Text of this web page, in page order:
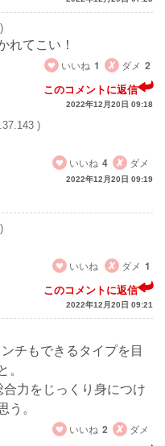
れてこい！
いいね 1 ダメ 2
このコメントに返信
2022年12月20日 09:18
)
いいね 4 ダメ
2022年12月20日 09:19
いいね
ダメ 1
このコメントに返信
2022年12月20日 09:21
チもできるタイプを目
。
力をじっくり身につけ
う。
いいね 2 ダメ